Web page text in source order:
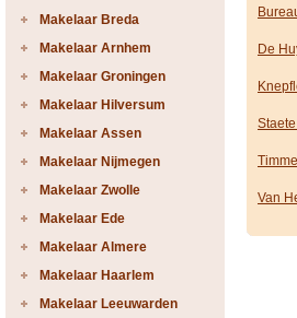
Makelaar Breda
Makelaar Arnhem
Makelaar Groningen
Makelaar Hilversum
Makelaar Assen
Makelaar Nijmegen
Makelaar Zwolle
Makelaar Ede
Makelaar Almere
Makelaar Haarlem
Makelaar Leeuwarden
De
Van